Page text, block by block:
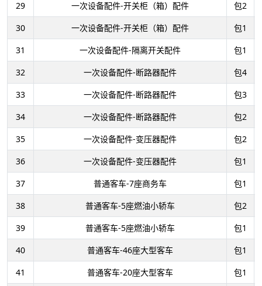
29
一次设备配件-开关柜（箱）配件
包2
30
一次设备配件-开关柜（箱）配件
包1
31
一次设备配件-隔离开关配件
包1
32
一次设备配件-断路器配件
包4
33
一次设备配件-断路器配件
包3
34
一次设备配件-断路器配件
包2
35
一次设备配件-变压器配件
包2
36
一次设备配件-变压器配件
包1
37
普通客车-7座商务车
包1
38
普通客车-5座燃油小轿车
包2
39
普通客车-5座燃油小轿车
包1
40
普通客车-46座大型客车
包1
41
普通客车-20座大型客车
包1